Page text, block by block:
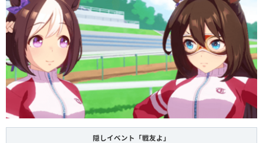
隠しイベント「戦友よ」